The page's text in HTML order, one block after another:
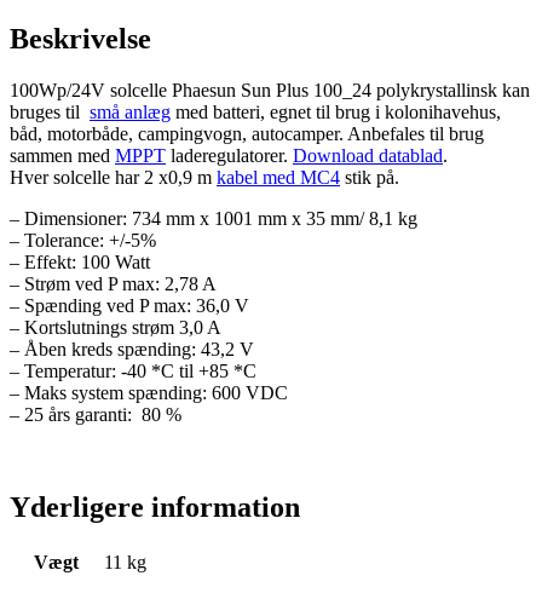
Beskrivelse
100Wp/24V solcelle Phaesun Sun Plus 100_24 polykrystallinsk kan
bruges til små anlæg med batteri, egnet til brug i kolonihavehus,
båd, motorbåde, campingvogn, autocamper. Anbefales til brug
sammen med MPPT laderegulatorer. Download datablad.
Hver solcelle har 2 x0,9 m kabel med MC4 stik på.
– Dimensioner: 734 mm x 1001 mm x 35 mm/ 8,1 kg
– Tolerance: +/-5%
– Effekt: 100 Watt
– Strøm ved P max: 2,78 A
– Spænding ved P max: 36,0 V
– Kortslutnings strøm 3,0 A
– Åben kreds spænding: 43,2 V
– Temperatur: -40 *C til +85 *C
– Maks system spænding: 600 VDC
– 25 års garanti: 80 %
Yderligere information
Vægt 11 kg